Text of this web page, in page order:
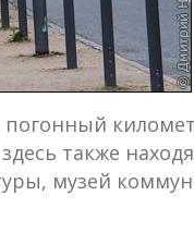
погонный
также
музей